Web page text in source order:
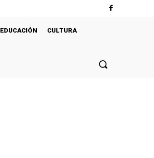
EDUCACIÓN
CULTURA